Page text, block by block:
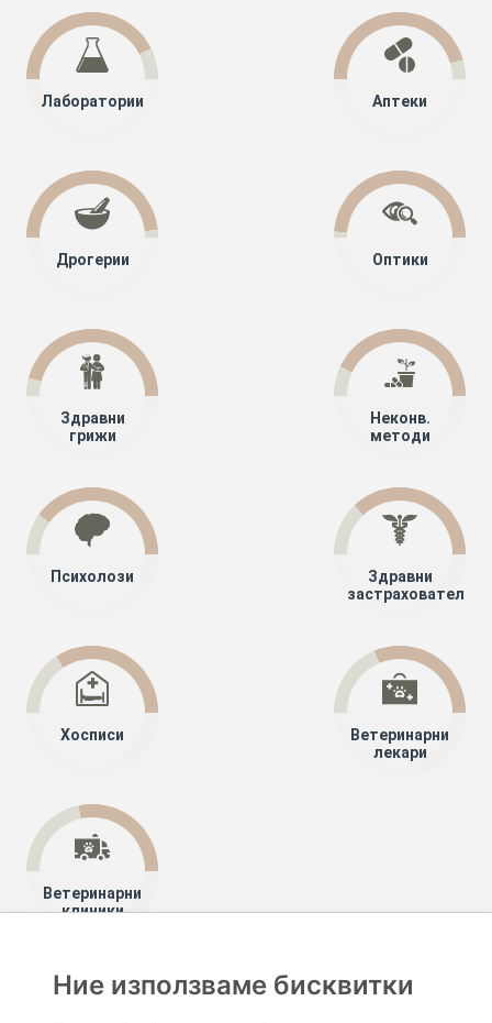
Лаборатории Аптеки
Дрогерии Оптики
Здравни
грижи
Неконв.
методи
Психолози
Здравни
застрахователи
Хосписи
Ветеринарни
лекари
Ветеринарни
клиники
Специалисти
Ние използваме бисквитки